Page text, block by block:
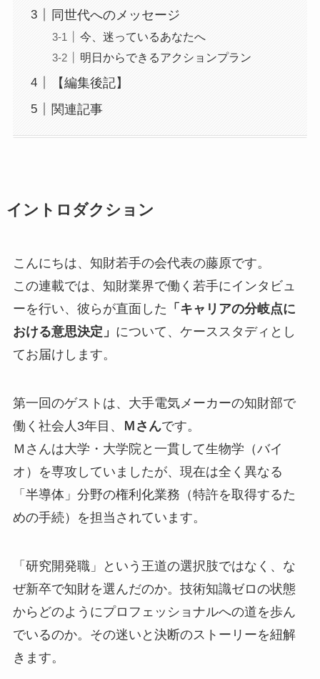
同世代へのメッセージ
今、迷っているあなたへ
明日からできるアクションプラン
【編集後記】
関連記事
イントロダクション
こんにちは、知財若手の会代表の藤原です。
この連載では、知財業界で働く若手にインタビュ
ーを行い、彼らが直面した 「キャリアの分岐点に
おける意思決定」 について、ケーススタディとし
てお届けします。
第一回のゲストは、大手電気メーカーの知財部で
働く社会人3年目、
Ｍさんです。
Ｍさんは大学・大学院と一貫して生物学（バイ
オ）を専攻していましたが、現在は全く異なる
「半導体」分野の権利化業務（特許を取得するた
めの手続）を担当されています。
「研究開発職」という王道の選択肢ではなく、な
ぜ新卒で知財を選んだのか。技術知識ゼロの状態
からどのようにプロフェッショナルへの道を歩ん
でいるのか。その迷いと決断のストーリーを紐解
きます。